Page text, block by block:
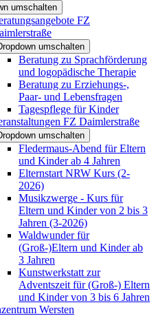
umschalten
FZ
umschalten
Beratung zu Sprachförderung
und logopädische Therapie
Beratung zu Erziehungs-,
Paar- und Lebensfragen
Tagespflege für Kinder
FZ Daimlerstraße
umschalten
Fledermaus-Abend für Eltern
und Kinder ab 4 Jahren
Elternstart NRW Kurs (2-
2026)
Musikzwerge - Kurs für
Eltern und Kinder von 2 bis 3
Jahren (3-2026)
Waldwunder für
(Groß-)Eltern und Kinder ab
3 Jahren
Kunstwerkstatt zur
Adventszeit für (Groß-) Eltern
und Kinder von 3 bis 6 Jahren
Wersten